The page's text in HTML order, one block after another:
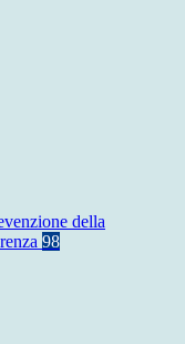
della
98